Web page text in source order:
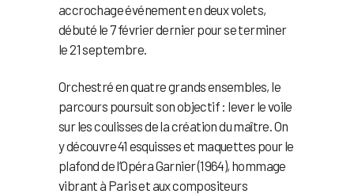
accrochage événement en deux volets,
débuté le 7 février dernier pour se terminer
le 21 septembre.
Orchestré en quatre grands ensembles, le
parcours poursuit son objectif : lever le voile
sur les coulisses de la création du maître. On
y découvre 41 esquisses et maquettes pour le
plafond de l’Opéra Garnier (1964), hommage
vibrant à Paris et aux compositeurs